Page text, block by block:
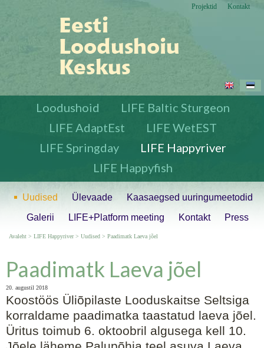
Projektid Kontakt
Loodushoid
LIFE Baltic Sturgeon
LIFE AdaptEst
LIFE WetEST
LIFE Springday
LIFE Happyriver
LIFE Happyfish
Uudised Ülevaade
Kaasaegsed uuringumeetodid
Galerii
LIFE+Platform meeting Kontakt Press
Avaleht > LIFE Happyriver> Uudised > Paadimatk Laeva jõel
Paadimatk Laeva jõel
20. augustil 2018
Koostöös Üliõpilaste Looduskaitse Seltsiga
korraldame paadimatka taastatud laeva jõel.
Üritus toimub 6. oktoobril algusega kell 10.